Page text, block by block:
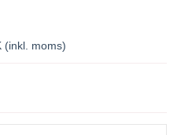
(inkl. moms)